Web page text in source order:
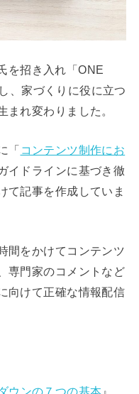
を招き入れ「ONE
、家づくりに役に立つ
まれ変わりました。
「 コンテンツ制作にお
イドラインに基づき徹
て記事を作成していま
間をかけてコンテンツ
専門家のコメントなど
向けて正確な情報配信
ウンの７つの基本 』